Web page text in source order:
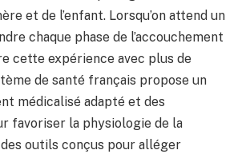
et de l’enfant. Lorsqu’on attend un
chaque phase de l’accouchement
cette expérience avec plus de
de santé français propose un
médicalisé adapté et des
favoriser la physiologie de la
des outils conçus pour alléger